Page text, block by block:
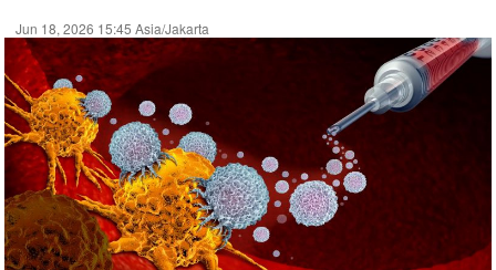
Jun 18, 2026 15:45 Asia/Jakarta